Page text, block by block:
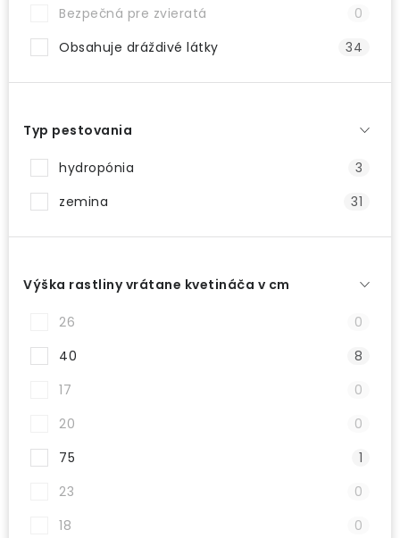
Bezpečná pre zvieratá
0
Obsahuje dráždivé látky
34
Typ pestovania
hydropónia
3
zemina
31
Výška rastliny vrátane kvetináča v cm
26
0
40
8
17
0
20
0
75
1
23
0
18
0